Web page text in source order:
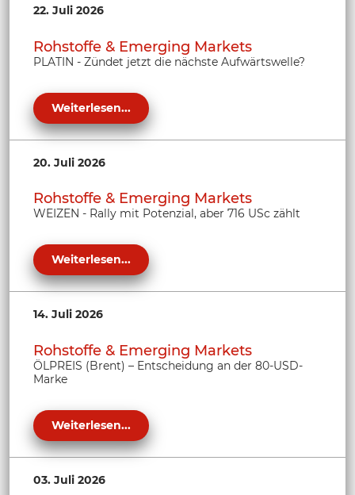
22. Juli 2026
Rohstoffe & Emerging Markets
PLATIN - Zündet jetzt die nächste Aufwärtswelle?
Weiterlesen...
20. Juli 2026
Rohstoffe & Emerging Markets
WEIZEN - Rally mit Potenzial, aber 716 USc zählt
Weiterlesen...
14. Juli 2026
Rohstoffe & Emerging Markets
ÖLPREIS (Brent) – Entscheidung an der 80-USD-
Marke
Weiterlesen...
03. Juli 2026